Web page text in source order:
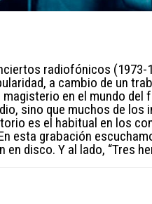
radiofónicos
a cambio de un
magisterio en el mundo
sino que muchos de
es el habitual en los
esta grabación
en disco. Y al lado, “Tres